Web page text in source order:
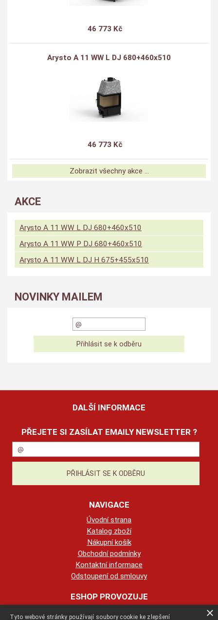
46 773 Kč
Arysto A 11 WW L DJ 680+460x510
46 773 Kč
Zobrazit všechny akce ...
AKCE
Arysto A 11 WW L DJ 680+460x510
Arysto A 11 WW P DJ 680+460x510
Arysto A 11 WW L DJ H 675+455x510
NOVINKY MAILEM
DALŠÍ INFORMACE
PŘEJETE SI ZASÍLAT EMAILY NEWSLETTER ?
NAVIGACE
Úvodní strana
Katalog zboží
Nákupní košík
Obchodní podmínky
Kontaktní informace
Odstoupení od smlouvy
ESHOP PROVOZUJE
×
Tyto webové stránky používají soubory cookie ke zlepšení